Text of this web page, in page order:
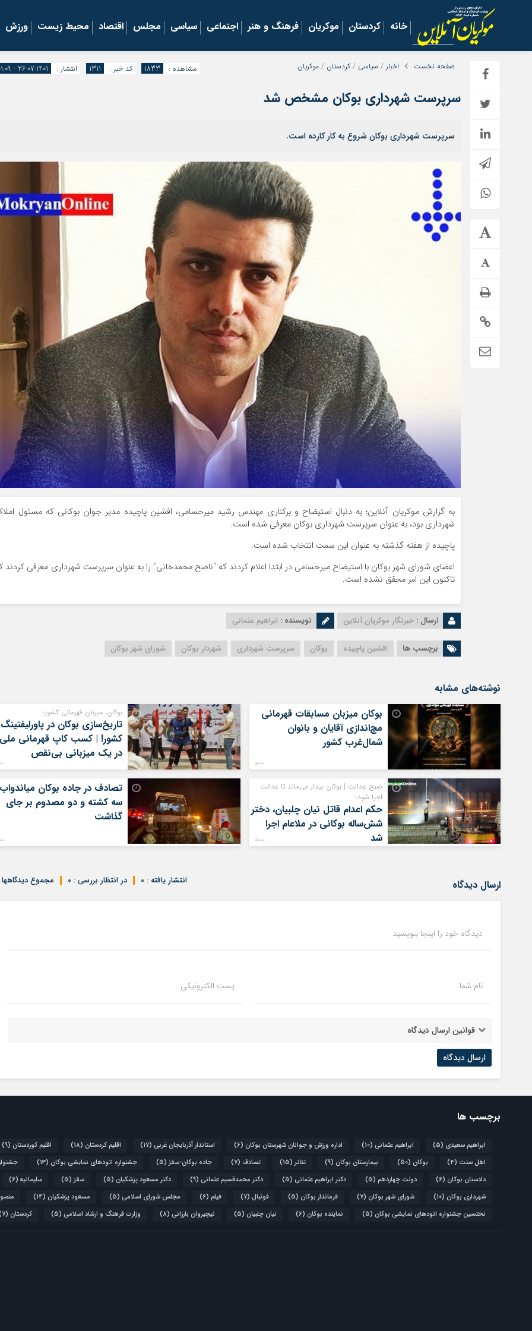
خانه کردستان موکریان فرهنگ و هنر اجتماعی سیاسی مجلس اقتصاد محیط زیست ورزش
صفحه نخست اخبار / سیاسی / کردستان / موکریان انتشار : 1401-07-26 - ۰۱:۰۹ کد خبر : 1311 مشاهده : 1833
سرپرست شهرداری بوکان مشخص شد
سرپرست شهرداری بوکان شروع به کار کارده است.
به گزارش موکریان آنلاین؛ به دنبال استیضاح و برکناری مهندس رشید میرحسامی، افشین پاچیده مدیر جوان بوکانی که مسئول
شهرداری بود، به عنوان سرپرست شهرداری بوکان معرفی شده است.
پاچیده از هفته گذشته به عنوان این سمت انتخاب شده است.
اعضای شورای شهر بوکان با استیضاح میرحسامی در ابتدا اعلام کردند که “ناصح محمدخانی” را به عنوان سرپرست شهرداری معرفی کردند
تاکنون این امر محقق نشده است.
ارسال : خبرنگار موکریان آنلاین نویسنده : ابراهیم عثمانی
برچسب ها افشین پاچیده بوکان سرپرست شهرداری شهردار بوکان شورای شهر بوکان
نوشته‌های مشابه
بوکان میزبان مسابقات قهرمانی
مچ‌اندازی آقایان و بانوان
شمال‌غرب کشور
بوکان، میزبان قهرمانی کشور؛
تاریخ‌سازی بوکان در پاورلیفتینگ
کشور! | کسب کاپ قهرمانی
در یک میزبانی بی‌نقص
صبح عدالت | بوکان بیدار می‌ماند تا عدالت
اجرا شود؛
حکم اعدام قاتل نیان چلبیان، دختر
شش‌ساله بوکانی در ملاعام اجرا
شد
تصادف در جاده بوکان
سه کشته و دو مصدوم بر جای
گذاشت
ارسال دیدگاه مجموع دیدگاهها در انتظار بررسی : 0 انتشار یافته : 0
دیدگاه خود را اینجا بنویسید
نام شما پست الکترونیکی
قوانین ارسال دیدگاه
برچسب ها
ابراهیم سعیدی (5) ابراهیم عثمانی (10) اداره ورزش و جوانان شهرستان بوکان (6) استاندار آذربایجان غربی (17) اقلیم کردستان (18) اقلیم کوردستان (9)
اهل سنت (4) بوکان (50) بیمارستان بوکان (9) تئاتر (15) تصادف (7) جاده بوکان-سقز (5) جشنواره اتودهای نمایشی بوکان (13)
دادستان بوکان (6) دولت چهاردهم (5) دکتر ابراهیم عثمانی (5) دکتر محمدقسیم عثمانی (9) دکتر مسعود پزشکیان (5) سقز (5) سلیمانیه (6)
شهرداری بوکان (10) شورای شهر بوکان (7) فرماندار بوکان (5) فوتبال (7) فیلم (6) مجلس شورای اسلامی (5) مسعود پزشکیان (14)
نختسین جشنواره اتودهای نمایشی بوکان (5) نماینده بوکان (6) نیان چلبیان (5) نیچیروان بارزانی (8) وزارت فرهنگ و ارشاد اسلامی (5) کردستان (7)